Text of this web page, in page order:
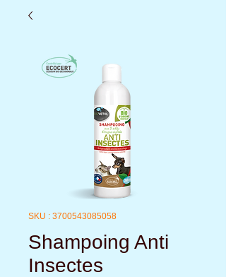
SKU : 3700543085058
Shampoing Anti
Insectes